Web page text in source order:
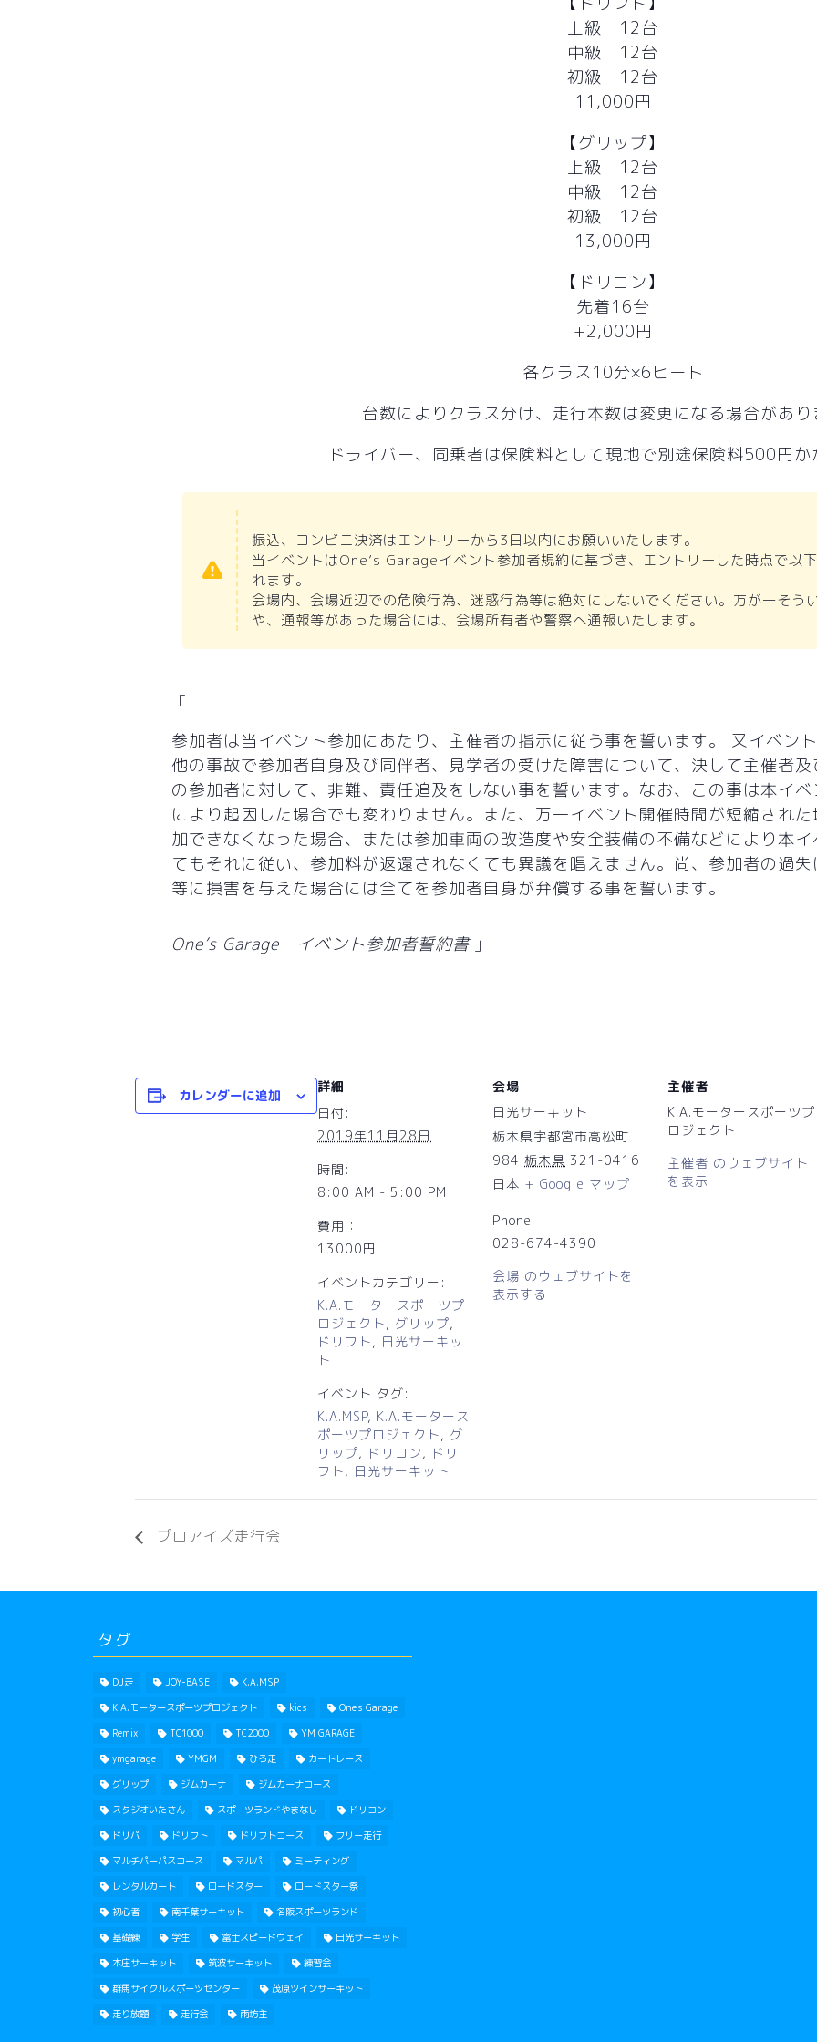
上級 12台
中級 12台
初級 12台
11,000円
【グリップ】
上級 12台
中級 12台
初級 12台
13,000円
【ドリコン】
先着16台
+2,000円
各クラス10分×6ヒート
台数によりクラス分け、走行本数は変更になる場合があ
ドライバー、同乗者は保険料として現地で別途保険料500円
振込、コンビニ決済はエントリーから3日以内にお願いいたします。
当イベントはOne’s Garageイベント参加者規約に基づき、エントリーした時点で以
れます。
会場内、会場近辺での危険行為、迷惑行為等は絶対にしないでください。万が一そう
や、通報等があった場合には、会場所有者や警察へ通報いたします。
参加者は当イベント参加にあたり、主催者の指示に従う事を誓います。 又イベン
他の事故で参加者自身及び同伴者、見学者の受けた障害について、決して主催者
の参加者に対して、非難、責任追及をしない事を誓います。なお、この事は本イ
により起因した場合でも変わりません。また、万一イベント開催時間が短縮され
加できなくなった場合、または参加車両の改造度や安全装備の不備などにより本
てもそれに従い、参加料が返還されなくても異議を唱えません。尚、参加者の過
等に損害を与えた場合には全てを参加者自身が弁償する事を誓います。
One’s Garage イベント参加者誓約書
カレンダーに追加
詳細
日付:
2019年11月28日
時間:
8:00 AM - 5:00 PM
費用：
13000円
イベントカテゴリー:
K.A.モータースポーツプ
ロジェクト, グリップ,
ドリフト, 日光サーキッ
ト
イベント タグ:
K.A.MSP, K.A.モータース
ポーツプロジェクト, グ
リップ, ドリコン, ドリ
フト, 日光サーキット
会場
日光サーキット
栃木県宇都宮市高松町
984 栃木県 321-0416
日本 + Google マップ
Phone
028-674-4390
会場 のウェブサイトを
表示する
主催者
K.A.モータースポーツプ
ロジェクト
主催者 のウェブサイト
を表示
プロアイズ走行会
タグ
DJ走 JOY-BASE
K.A.MSP
K.A.モータースポーツプロジェクト
kics
One's Garage
Remix
TC1000 TC2000
YM GARAGE
ymgarage
YMGM ひろ走
カートレース
グリップ
ジムカーナ
ジムカーナコース
スタジオいたさん
スポーツランドやまなし
ドリコン
ドリパ
ドリフト ドリフトコース
フリー走行
マルチパーパスコース
マルパ
ミーティング
レンタルカート
ロードスター
ロードスター祭
初心者
南千葉サーキット
名阪スポーツランド
基礎練
学生 富士スピードウェイ
日光サーキット
本庄サーキット
筑波サーキット
練習会
群馬サイクルスポーツセンター
茂原ツインサーキット
走り放題
走行会 雨坊主